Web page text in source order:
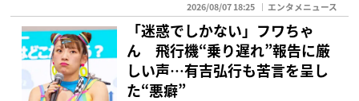
2026/08/07 18:25 エンタメニュース
「迷惑でしかない」フワちゃ
ん 飛行機“乗り遅れ”報告に厳
しい声…有吉弘行も苦言を呈し
た“悪癖”